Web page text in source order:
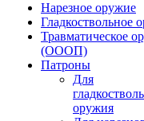
Нарезное оружие
Гладкоствольное
Травматическое
(ОООП)
Патроны
Для
оружия